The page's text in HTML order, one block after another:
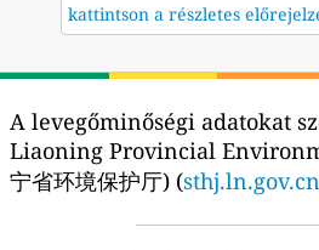
kattintson a részletes
A levegőminőségi adatokat
Liaoning Provincial
宁省环境保护厅) (sthj.ln.gov.cn